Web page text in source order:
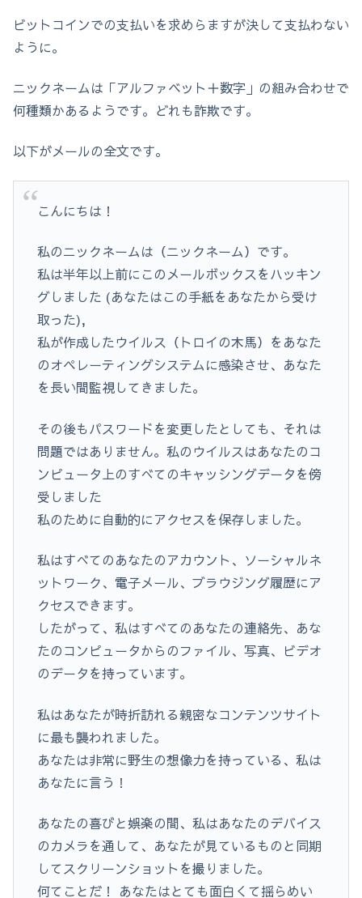
ビットコインでの支払いを求めらますが決して支払わない
ように。
ニックネームは「アルファベット＋数字」の組み合わせで
何種類かあるようです。どれも詐欺です。
以下がメールの全文です。
こんにちは！
私のニックネームは（ニックネーム）です。
私は半年以上前にこのメールボックスをハッキン
グしました (あなたはこの手紙をあなたから受け
取った),
私が作成したウイルス（トロイの木馬）をあなた
のオペレーティングシステムに感染させ、あなた
を長い間監視してきました。
その後もパスワードを変更したとしても、それは
問題ではありません。私のウイルスはあなたのコ
ンピュータ上のすべてのキャッシングデータを傍
受しました
私のために自動的にアクセスを保存しました。
私はすべてのあなたのアカウント、ソーシャルネ
ットワーク、電子メール、ブラウジング履歴にア
クセスできます。
したがって、私はすべてのあなたの連絡先、あな
たのコンピュータからのファイル、写真、ビデオ
のデータを持っています。
私はあなたが時折訪れる親密なコンテンツサイト
に最も襲われました。
あなたは非常に野生の想像力を持っている、私は
あなたに言う！
あなたの喜びと娯楽の間、私はあなたのデバイス
のカメラを通して、あなたが見ているものと同期
してスクリーンショットを撮りました。
何てことだ！ あなたはとても面白くて揺らめい